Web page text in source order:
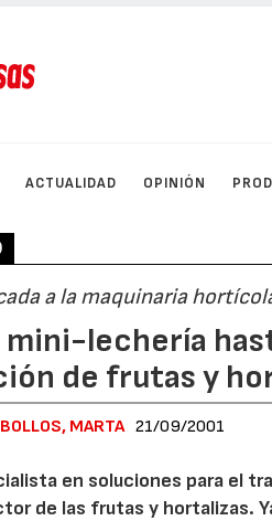
ACTUALIDAD OPINIÓN
a la maquinaria
mini-lechería
de frutas y
MARTA 21/09/2001
en soluciones para el
de las frutas y hortalizas.